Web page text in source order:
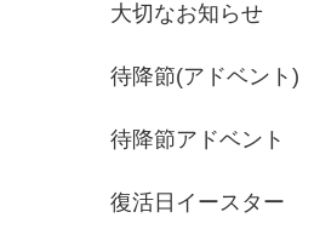
大切なお知らせ
待降節(アドベント)
待降節アドベント
復活日イースター